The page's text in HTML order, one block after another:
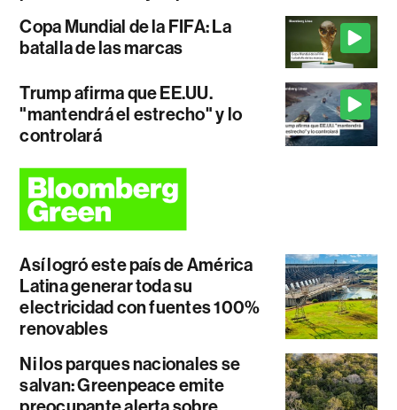
Copa Mundial de la FIFA: La
batalla de las marcas
Trump afirma que EE.UU.
"mantendrá el estrecho" y lo
controlará
Así logró este país de América
Latina generar toda su
electricidad con fuentes 100%
renovables
Ni los parques nacionales se
salvan: Greenpeace emite